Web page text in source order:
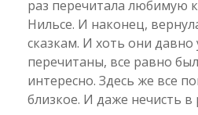
раз перечитала любимую
Нильсе. И наконец,
сказкам. И хоть они
перечитаны, все равно
интересно. Здесь же все
близкое. И даже нечисть в